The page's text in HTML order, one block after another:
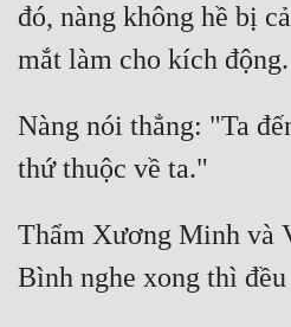
đó, nàng không hề bị
Nàng nói thẳng: "Ta
Thẩm Xương Minh và